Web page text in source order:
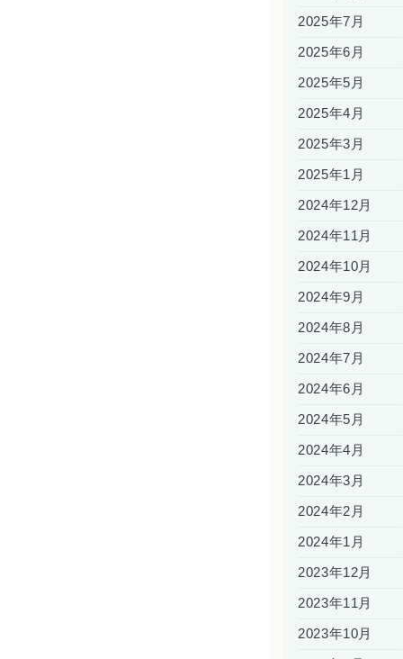
2025年7月
2025年6月
2025年5月
2025年4月
2025年3月
2025年1月
2024年12月
2024年11月
2024年10月
2024年9月
2024年8月
2024年7月
2024年6月
2024年5月
2024年4月
2024年3月
2024年2月
2024年1月
2023年12月
2023年11月
2023年10月